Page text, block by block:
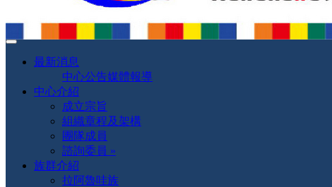
最新消息
中心公告媒體報導
中心介紹
成立宗旨
組織章程及架構
團隊成員
諮詢委員 »
族群介紹
拉阿魯哇族